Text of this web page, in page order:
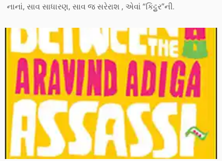
નાનાં, સાવ સાધારણ, સાવ જ સરેરાશ , એવાં “કિટ્ટુર”ની.